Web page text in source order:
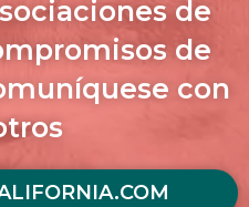
de
de
con